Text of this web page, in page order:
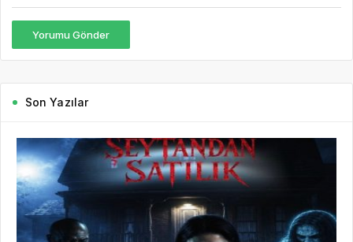
Yorumu Gönder
Son Yazılar